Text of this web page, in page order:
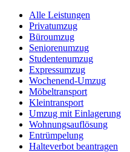
Alle Leistungen
Privatumzug
Büroumzug
Seniorenumzug
Studentenumzug
Expressumzug
Wochenend-Umzug
Möbeltransport
Kleintransport
Umzug mit Einlagerung
Wohnungsauflösung
Entrümpelung
Halteverbot beantragen